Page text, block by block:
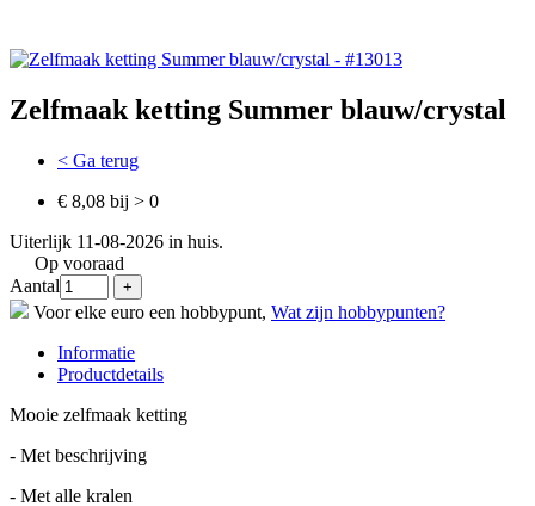
Zelfmaak ketting Summer blauw/crystal
< Ga terug
€ 8,08 bij > 0
Uiterlijk 11-08-2026 in huis.
Op vooraad
Aantal
Voor elke euro een hobbypunt, Wat zijn hobbypunten?
Informatie
Productdetails
Mooie zelfmaak ketting
- Met beschrijving
- Met alle kralen